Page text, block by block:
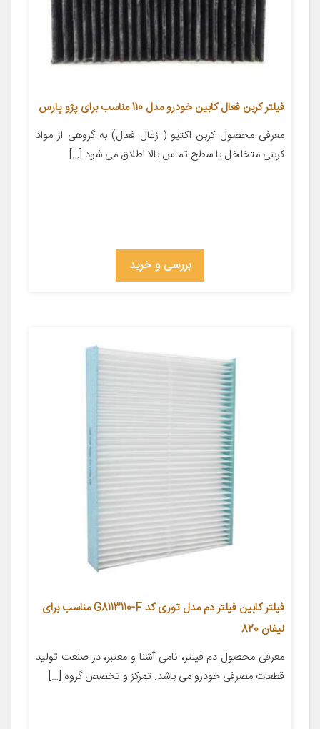
فیلتر کربن فعال کابین خودرو مدل 110 مناسب برای پژو پارس
معرفی محصول کربن اکتیو ( زغال فعال) به گروهی از مواد
کربنی متخلخل با سطح تماس بالا اطلاق می شود […]
بررسی و خرید
فیلتر کابین فیلتر دم مدل توری کد G8113110-F مناسب برای
لیفان 820
معرفی محصول دم فیلتر، نامی آشنا و معتبر، در صنعت تولید
قطعات مصرفی خودرو می باشد. تمرکز و تخصص گروه […]